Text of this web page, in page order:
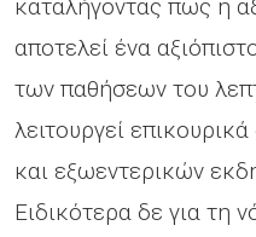
καταλήγοντας πως η
αποτελεί ένα
των παθήσεων του
λειτουργεί
και εξωεντερικών
Ειδικότερα δε για τη